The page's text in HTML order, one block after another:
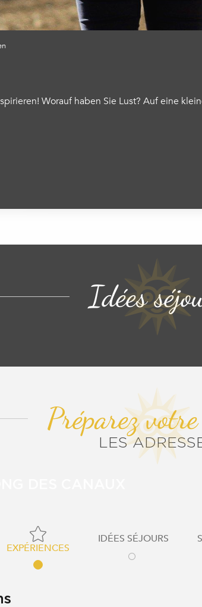
Worauf haben Sie Lust? Auf eine
favoris
Idées
Préparez
LES
EXPÉRIENCES
IDÉES SÉJOURS